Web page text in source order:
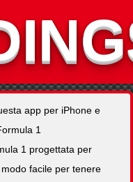
app per iPhone e
1
1 progettata per
facile per tenere